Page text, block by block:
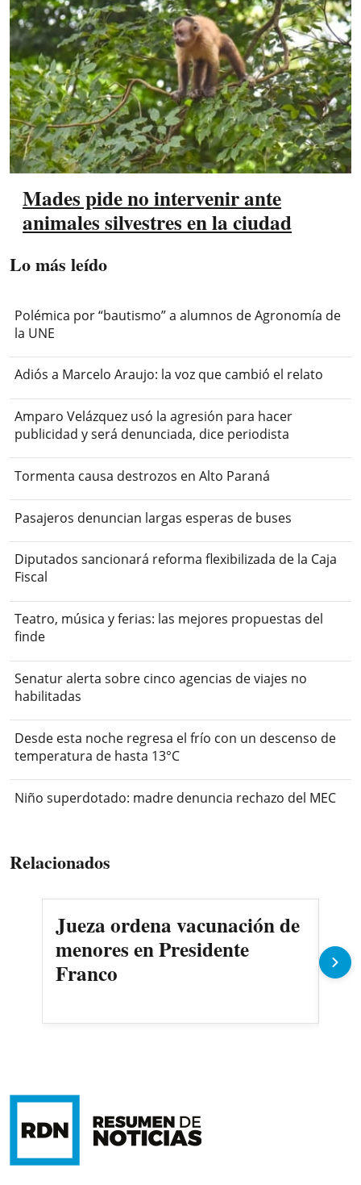
Mades pide no intervenir ante
animales silvestres en la ciudad
Lo más leído
Polémica por “bautismo” a alumnos de Agronomía de
la UNE
Adiós a Marcelo Araujo: la voz que cambió el relato
Amparo Velázquez usó la agresión para hacer
publicidad y será denunciada, dice periodista
Tormenta causa destrozos en Alto Paraná
Pasajeros denuncian largas esperas de buses
Diputados sancionará reforma flexibilizada de la Caja
Fiscal
Teatro, música y ferias: las mejores propuestas del
finde
Senatur alerta sobre cinco agencias de viajes no
habilitadas
Desde esta noche regresa el frío con un descenso de
temperatura de hasta 13°C
Niño superdotado: madre denuncia rechazo del MEC
Relacionados
Jueza ordena vacunación de
menores en Presidente
Franco